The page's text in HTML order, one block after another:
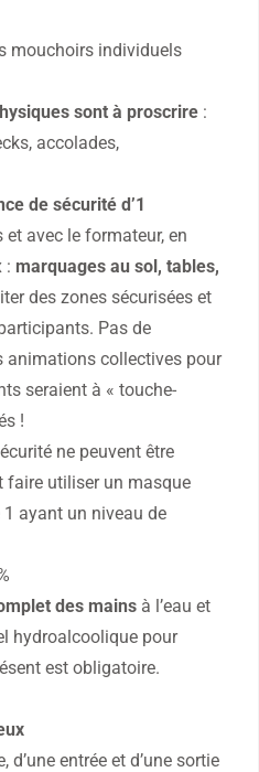
mouchoirs individuels
sont à proscrire :
accolades,
de sécurité d’1
avec le formateur, en
: marquages au sol, tables,
des zones sécurisées et
Pas de
animations collectives pour
seraient à « touche-
!
ne peuvent être
faire utiliser un masque
ayant un niveau de
des mains à l’eau et
hydroalcoolique pour
est obligatoire.
entrée et d’une sortie